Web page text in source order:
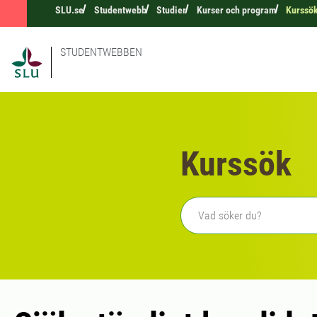
SLU.se Studentwebb Studier Kurser och program
STUDENTWEBBEN
Kurssök
Fritext sökning